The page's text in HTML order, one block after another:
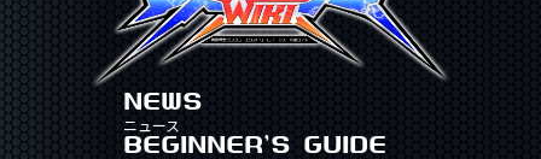
NEWS
ニュース
BEGINNER'S GUIDE